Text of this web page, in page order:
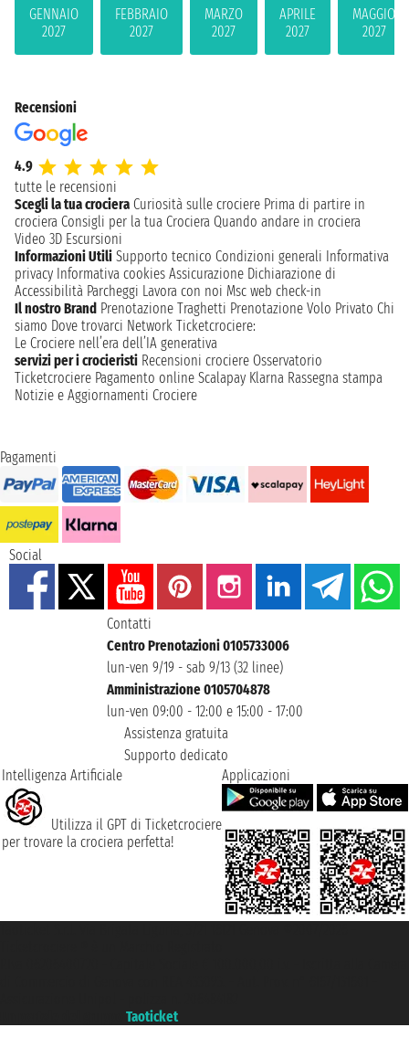
GENNAIO
2027
FEBBRAIO
2027
MARZO
2027
APRILE
2027
MAGGIO
2027
Recensioni
4.9
tutte le recensioni
Scegli la tua crociera Curiosità sulle crociere Prima di partire in
crociera Consigli per la tua Crociera Quando andare in crociera
Video 3D Escursioni
Informazioni Utili Supporto tecnico Condizioni generali Informativa
privacy Informativa cookies Assicurazione Dichiarazione di
Accessibilità Parcheggi Lavora con noi Msc web check-in
Il nostro Brand Prenotazione Traghetti Prenotazione Volo Privato Chi
siamo Dove trovarci Network Ticketcrociere:
Le Crociere nell’era dell’IA generativa
servizi per i crocieristi Recensioni crociere Osservatorio
Ticketcrociere Pagamento online Scalapay Klarna Rassegna stampa
Notizie e Aggiornamenti Crociere
Pagamenti
Social
Contatti
Centro Prenotazioni 0105733006
lun-ven 9/19 - sab 9/13 (32 linee)
Amministrazione 0105704878
lun-ven 09:00 - 12:00 e 15:00 - 17:00
Assistenza gratuita
Supporto dedicato
Intelligenza Artificiale
Utilizza il GPT di Ticketcrociere
per trovare la crociera perfetta!
Applicazioni
Taoticket